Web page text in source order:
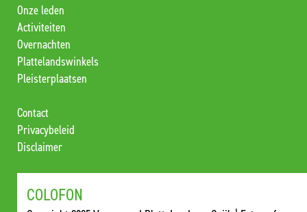
Onze leden
Activiteiten
Overnachten
Plattelandswinkels
Pleisterplaatsen
Contact
Privacybeleid
Disclaimer
COLOFON